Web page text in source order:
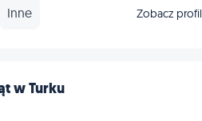
Inne Zobacz profil
w Turku